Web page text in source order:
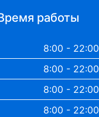
работы
8:00 - 22:00
8:00 - 22:00
8:00 - 22:00
8:00 - 22:00